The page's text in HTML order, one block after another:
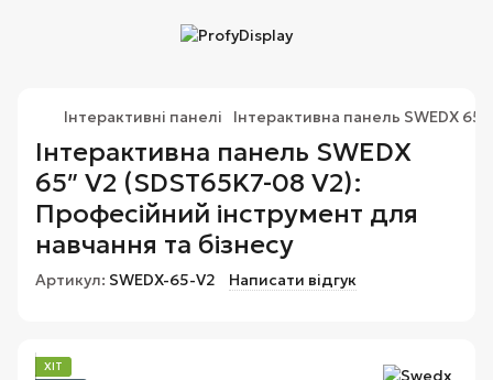
Інтерактивні панелі Інтерактивна панель SWEDX
Інтерактивна панель SWEDX
65″ V2 (SDST65K7-08 V2):
Професійний інструмент для
навчання та бізнесу
Артикул: SWEDX-65-V2 Написати відгук
ХІТ